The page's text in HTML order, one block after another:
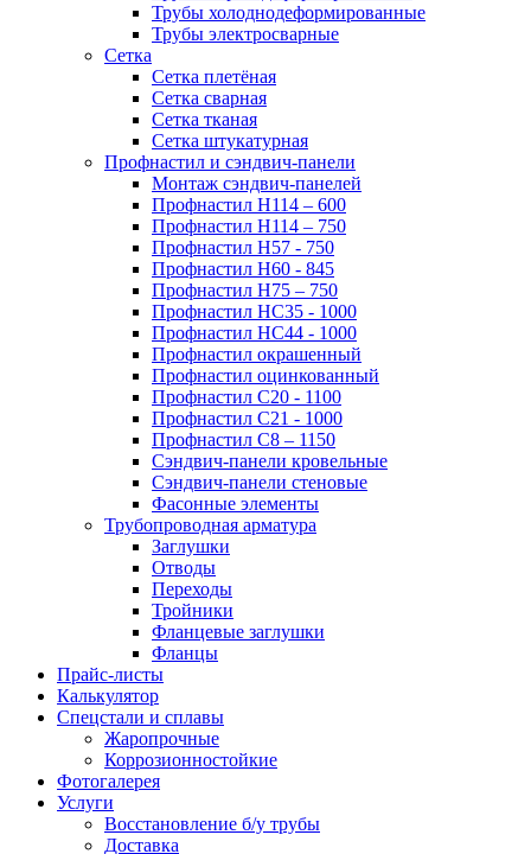
Трубы холоднодеформированные
Трубы электросварные
Сетка
Сетка плетёная
Сетка сварная
Сетка тканая
Сетка штукатурная
Профнастил и сэндвич-панели
Монтаж сэндвич-панелей
Профнастил Н114 – 600
Профнастил Н114 – 750
Профнастил Н57 - 750
Профнастил Н60 - 845
Профнастил Н75 – 750
Профнастил НС35 - 1000
Профнастил НС44 - 1000
Профнастил окрашенный
Профнастил оцинкованный
Профнастил С20 - 1100
Профнастил С21 - 1000
Профнастил С8 – 1150
Сэндвич-панели кровельные
Сэндвич-панели стеновые
Фасонные элементы
Трубопроводная арматура
Заглушки
Отводы
Переходы
Тройники
Фланцевые заглушки
Фланцы
Прайс-листы
Калькулятор
Спецстали и сплавы
Жаропрочные
Коррозионностойкие
Фотогалерея
Услуги
Восстановление б/у трубы
Доставка